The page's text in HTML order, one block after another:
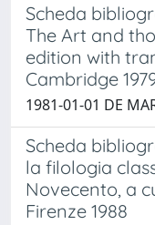
Scheda
The Art and
edition with
Cambridge
1981-01-01 DE
Scheda
la filologia
Novecento, a
Firenze 1988